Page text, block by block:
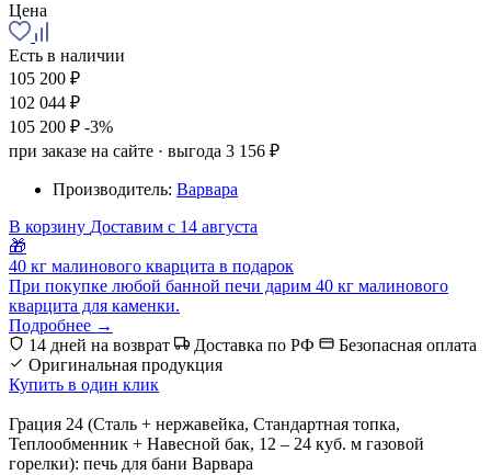
Цена
Есть в наличии
105 200 ₽
102 044 ₽
105 200 ₽ -3%
при заказе на сайте · выгода 3 156 ₽
Производитель: Варвара
В корзину Доставим с 14 августа
🎁
40 кг малинового кварцита в подарок
При покупке любой банной печи дарим 40 кг малинового
кварцита для каменки.
Подробнее →
14 дней на возврат
Доставка по РФ
Безопасная оплата
Оригинальная продукция
Купить в один клик
Грация 24 (Сталь + нержавейка, Стандартная топка,
Теплообменник + Навесной бак, 12 – 24 куб. м газовой
горелки): печь для бани Варвара